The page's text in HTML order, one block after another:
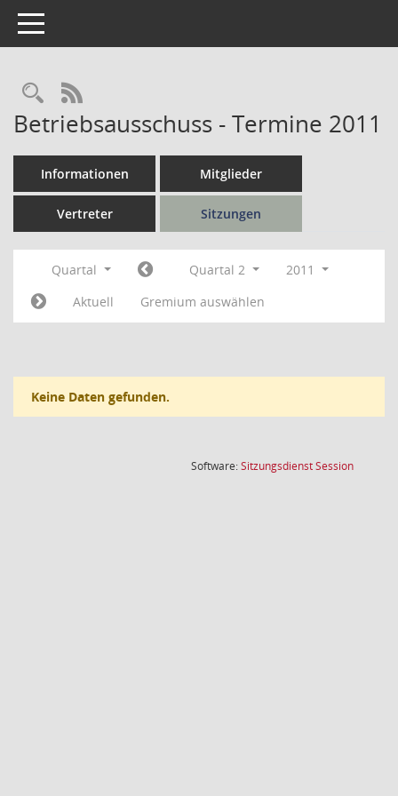
Toggle navigation
Rechercheauswahl
RSS-Feed
Betriebsausschuss - Termine 2011
Informationen Mitglieder
Vertreter Sitzungen
Quartal Quartal 2
2011
Aktuell
Gremium auswählen
Keine Daten gefunden.
Software:SitzungsdienstSession(Wird in